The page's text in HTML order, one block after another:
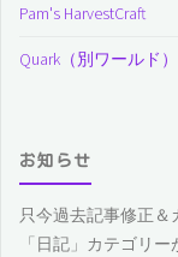
Pam's HarvestCraft
Quark（別ワールド）
お知らせ
只今過去記事修正＆
「日記」カテゴリ